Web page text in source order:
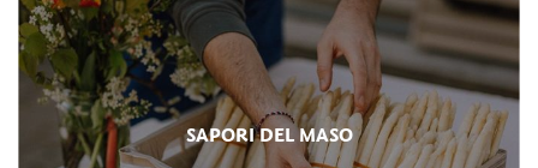
SAPORI DEL MASO